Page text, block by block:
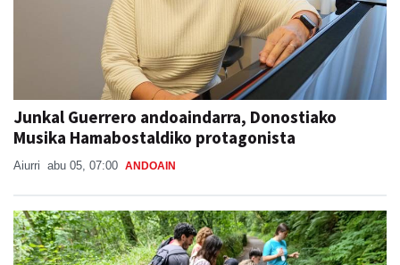
Junkal Guerrero andoaindarra, Donostiako
Musika Hamabostaldiko protagonista
Aiurri abu 05, 07:00 ANDOAIN